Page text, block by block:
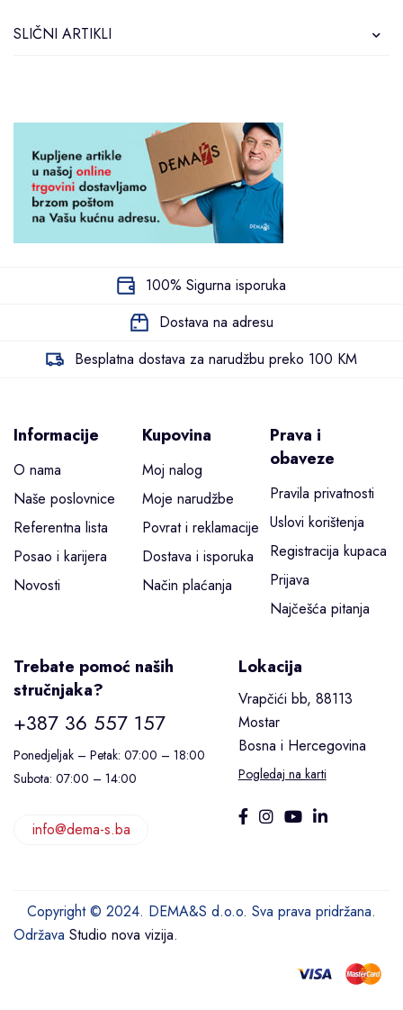
SLIČNI ARTIKLI
100% Sigurna isporuka
Dostava na adresu
Besplatna dostava za narudžbu preko 100 KM
Informacije
O nama
Naše poslovnice
Referentna lista
Posao i karijera
Novosti
Kupovina
Moj nalog
Moje narudžbe
Povrat i reklamacije
Dostava i isporuka
Način plaćanja
Prava i
obaveze
Pravila privatnosti
Uslovi korištenja
Registracija kupaca
Prijava
Najčešća pitanja
Trebate pomoć naših
stručnjaka?
+387 36 557 157
Ponedjeljak – Petak: 07:00 – 18:00
Subota: 07:00 – 14:00
info@dema-s.ba
Lokacija
Vrapčići bb, 88113
Mostar
Bosna i Hercegovina
Pogledaj na karti
Copyright © 2024. DEMA&S d.o.o. Sva prava pridržana.
Održava Studio nova vizija.